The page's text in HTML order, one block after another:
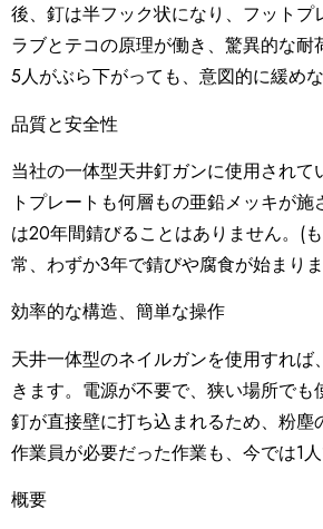
後、釘は半フック状になり、フット
ラブとテコの原理が働き、驚異的な
5人がぶら下がっても、意図的に緩め
品質と安全性
当社の一体型天井釘ガンに使用され
トプレートも何層もの亜鉛メッキが
は20年間錆びることはありません。(
常、わずか3年で錆びや腐食が始まりま
効率的な構造、簡単な操作
天井一体型のネイルガンを使用すれ
きます。電源が不要で、狭い場所で
釘が直接壁に打ち込まれるため、粉
作業員が必要だった作業も、今では1
概要